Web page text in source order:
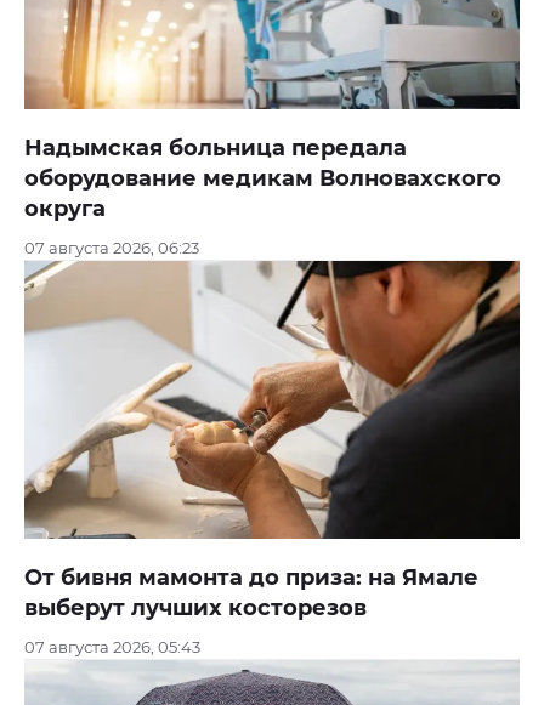
Надымская больница передала
оборудование медикам Волновахского
округа
07 августа 2026, 06:23
От бивня мамонта до приза: на Ямале
выберут лучших косторезов
07 августа 2026, 05:43